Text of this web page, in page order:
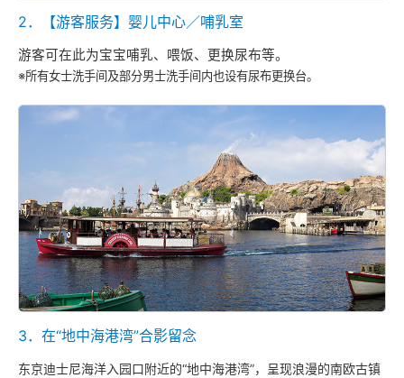
2．【游客服务】婴儿中心／哺乳室
游客可在此为宝宝哺乳、喂饭、更换尿布等。
※所有女士洗手间及部分男士洗手间内也设有尿布更换台。
3．在“地中海港湾”合影留念
东京迪士尼海洋入园口附近的“地中海港湾”，呈现浪漫的南欧古镇